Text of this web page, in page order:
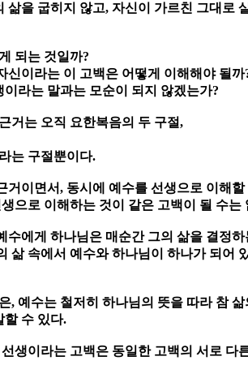
을 굽히지 않고, 자신이 가르친 그대로
되는 것일까?
이라는 이 고백은 어떻게 이해해야 될까
라는 말과는 모순이 되지 않겠는가?
거는 오직 요한복음의 두 구절,
는 구절뿐이다.
이면서, 동시에 예수를 선생으로 이해
으로 이해하는 것이 같은 고백이 될 수는
에게 하나님은 매순간 그의 삶을 결정
삶 속에서 예수와 하나님이 하나가 되
, 예수는 철저히 하나님의 뜻을 따라 참
할 수 있다.
생이라는 고백은 동일한 고백의 서로 다